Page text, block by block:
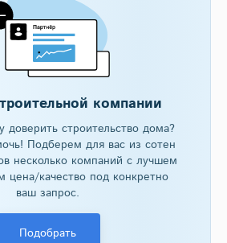
компании
доверить строительство дома?
Подберем для вас из сотен
несколько компаний с лучшем
цена/качество под конкретно
ваш запрос.
Подобрать